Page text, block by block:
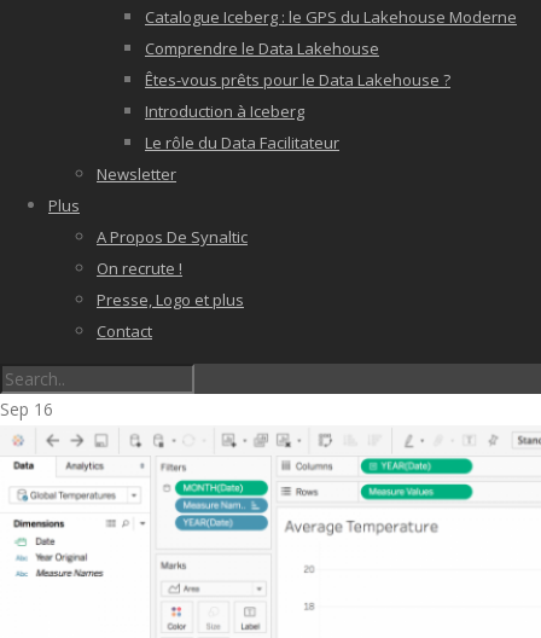
Catalogue Iceberg : le GPS du Lakehouse Moderne
Comprendre le Data Lakehouse
Êtes-vous prêts pour le Data Lakehouse ?
Introduction à Iceberg
Le rôle du Data Facilitateur
Newsletter
Plus
A Propos De Synaltic
On recrute !
Presse, Logo et plus
Contact
Sep 16